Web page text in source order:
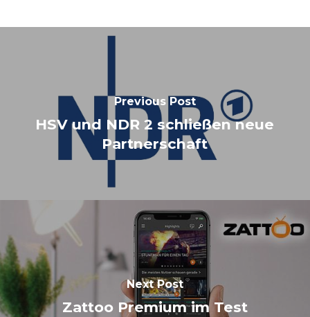
Previous Post
HSV und NDR 2 schließen neue
Partnerschaft
Next Post
Zattoo Premium im Test